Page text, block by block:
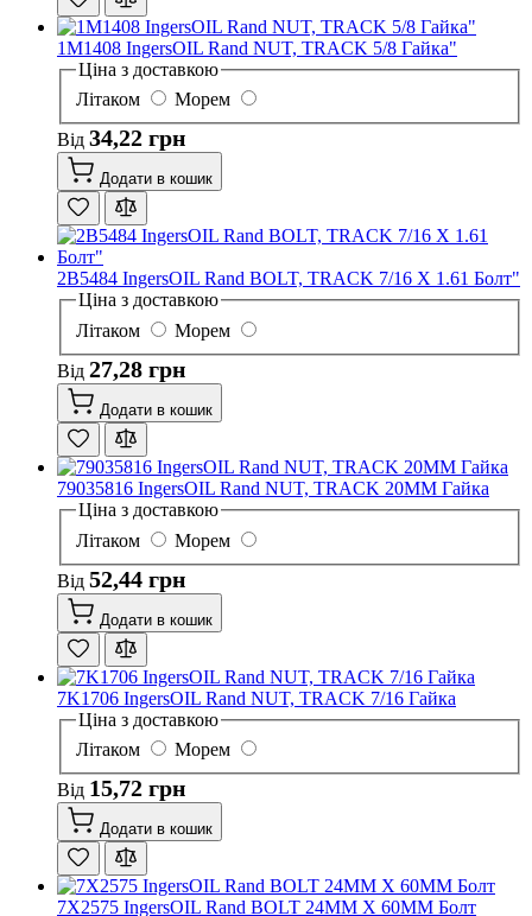
1M1408 IngersOIL Rand NUT, TRACK 5/8 Гайка"
Ціна з доставкою
Літаком
Морем
Від 34,22 грн
Додати в кошик
2B5484 IngersOIL Rand BOLT, TRACK 7/16 X 1.61 Болт"
Ціна з доставкою
Літаком
Морем
Від 27,28 грн
Додати в кошик
79035816 IngersOIL Rand NUT, TRACK 20MM Гайка
Ціна з доставкою
Літаком
Морем
Від 52,44 грн
Додати в кошик
7K1706 IngersOIL Rand NUT, TRACK 7/16 Гайка
Ціна з доставкою
Літаком
Морем
Від 15,72 грн
Додати в кошик
7X2575 IngersOIL Rand BOLT 24MM X 60MM Болт